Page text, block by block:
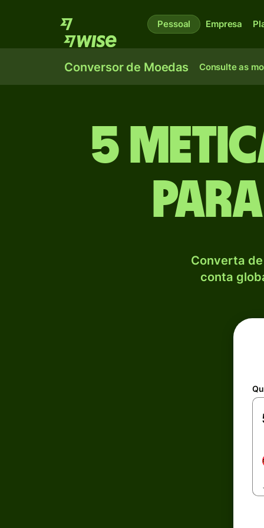
Pessoal Empresa
Conversor de Moedas Consulte as
5
Converta
conta